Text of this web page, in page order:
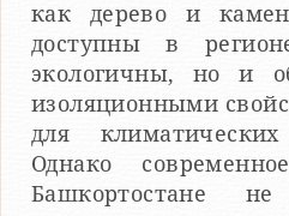
как дерево и
доступны в
экологичны, но и
изоляционными
для
Однако
Башкортостане